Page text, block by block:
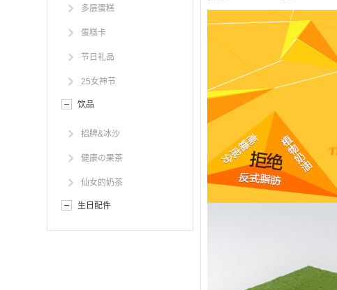
多层蛋糕
蛋糕卡
节日礼品
25女神节
饮品
招牌&冰沙
健康の果茶
仙女的奶茶
生日配件